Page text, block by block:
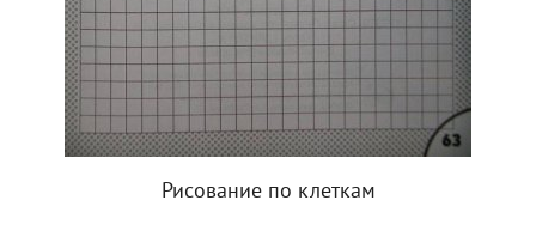
Рисование по клеткам